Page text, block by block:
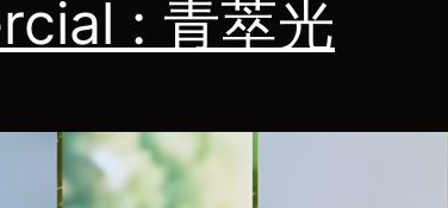
: 青萃光